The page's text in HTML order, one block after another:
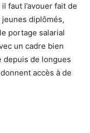
faut l’avouer fait de
jeunes diplômés,
portage salarial
un cadre bien
depuis de longues
accès à de